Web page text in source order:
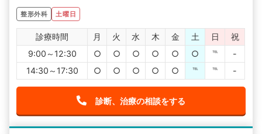
整形外科 土曜日
診療時間 月 火 水 木 金 土 日
祝
9:00～12:30
○ ○ ○ ○ ○ ○ ℡
-
14:30～17:30
○ ○ ○ ○ ○ ℡ ℡ -
診断、治療の相談をする